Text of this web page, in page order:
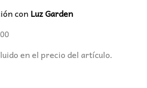
conLuz Garden
en el precio del artículo.